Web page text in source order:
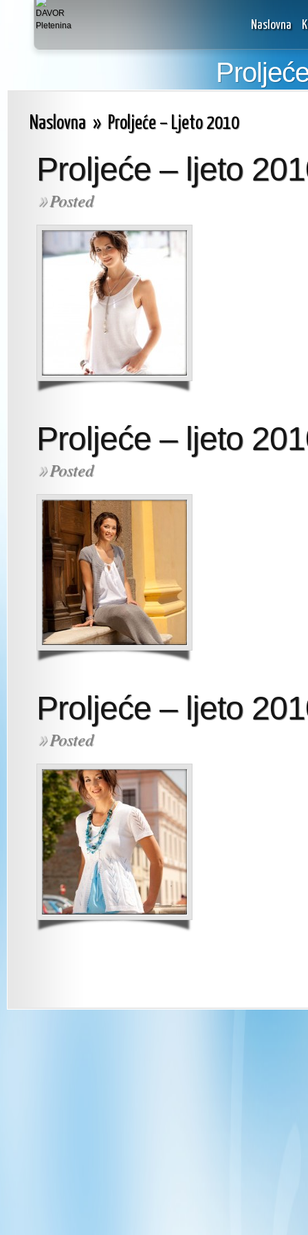
Naslovna
Naslovna » Proljeće – Ljeto 2010
Proljeće – ljeto
»Posted
Proljeće – ljeto
»Posted
Proljeće – ljeto
»Posted